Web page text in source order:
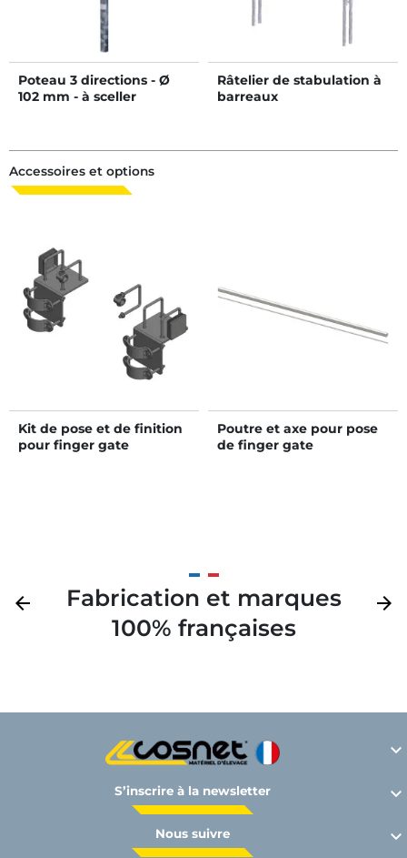
Poteau 3 directions - Ø
102 mm - à sceller
Râtelier de stabulation à
barreaux
Accessoires et options
Kit de pose et de finition
pour finger gate
Poutre et axe pour pose
de finger gate
Précédent
arrow_back
Fabrication et marques
100% françaises
arrow_forward

S’inscrire à la newsletter 
Nous suivre 